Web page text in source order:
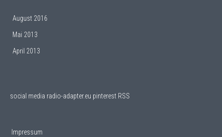
August 2016
Mai 2013
April 2013
social media radio-adapter.eu pinterest RSS
Impressum